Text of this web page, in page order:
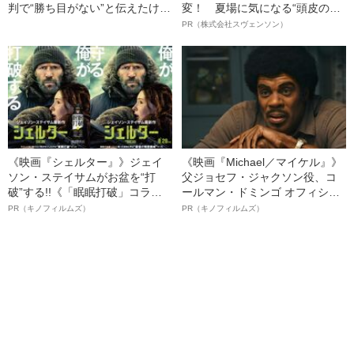
判で“勝ち目がない”と伝えたけれ
の葛藤」
変！ 夏場に気になる“頭皮のニ
オイ”や“ベタつき”を解消す
ト”が生み出した徹底ケアとは
PR（株式会社スヴェンソン）
《映画『シェルター』》ジェイ
ソン・ステイサムがお盆を“打
破”する!!《「眠眠打破」コラ
ボ》
PR（キノフィルムズ）
《映画『Michael／マイケル』》
父ジョセフ・ジャクソン役、コ
ールマン・ドミンゴ オフィシャ
ルインタビュー“観客を魅了した
PR（キノフィルムズ）